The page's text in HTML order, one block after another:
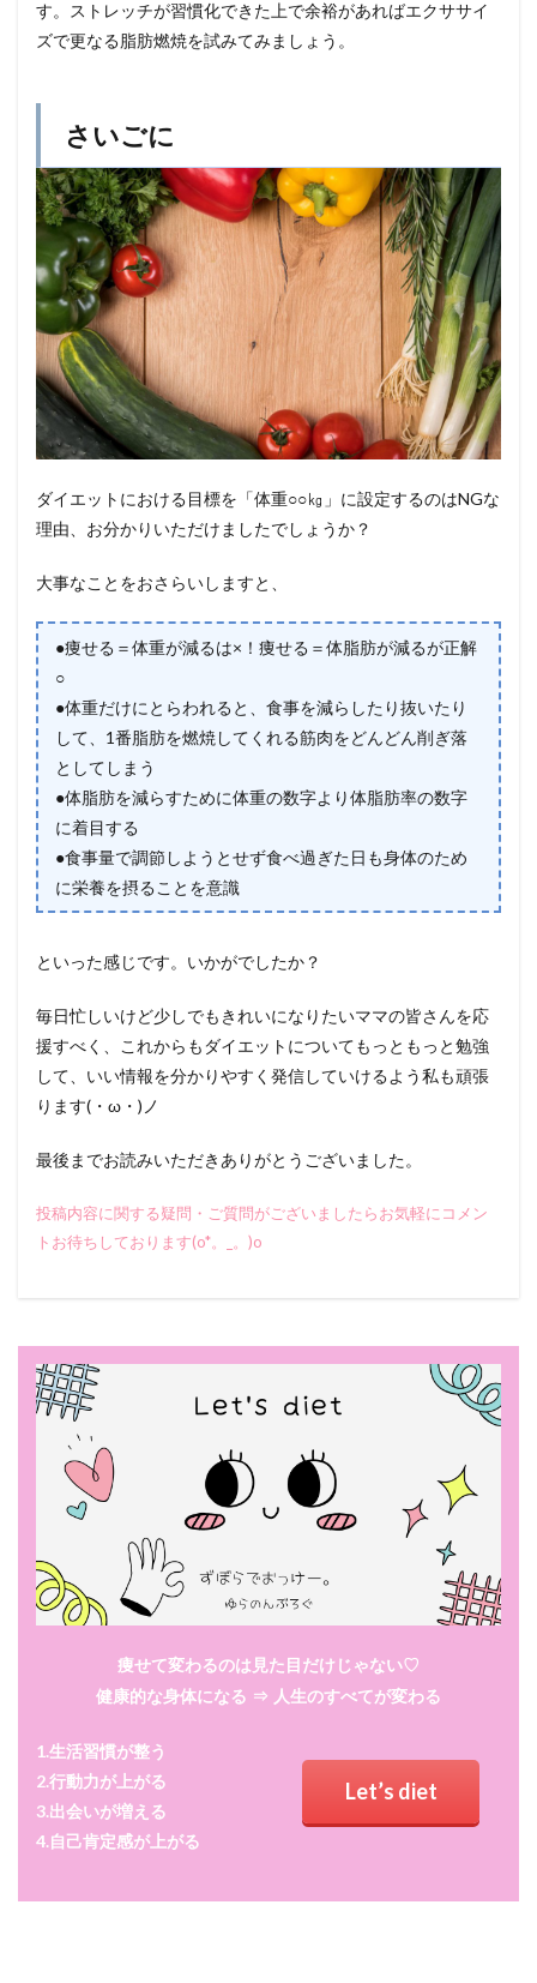
す。ストレッチが習慣化できた上で余裕があればエクササイ
ズで更なる脂肪燃焼を試みてみましょう。
さいごに
ダイエットにおける目標を「体重○○㎏」に設定するのはNGな
理由、お分かりいただけましたでしょうか？
大事なことをおさらいしますと、
●痩せる＝体重が減るは×！痩せる＝体脂肪が減るが正解
○
●体重だけにとらわれると、食事を減らしたり抜いたり
して、1番脂肪を燃焼してくれる筋肉をどんどん削ぎ落
としてしまう
●体脂肪を減らすために体重の数字より体脂肪率の数字
に着目する
●食事量で調節しようとせず食べ過ぎた日も身体のため
に栄養を摂ることを意識
といった感じです。いかがでしたか？
毎日忙しいけど少しでもきれいになりたいママの皆さんを応
援すべく、これからもダイエットについてもっともっと勉強
して、いい情報を分かりやすく発信していけるよう私も頑張
ります(・ω・)ノ
最後までお読みいただきありがとうございました。
投稿内容に関する疑問・ご質問がございましたらお気軽にコメン
トお待ちしております(o*。_。)o
痩せて変わるのは見た目だけじゃない♡
健康的な身体になる ⇒ 人生のすべてが変わる
1.生活習慣が整う
2.行動力が上がる
3.出会いが増える
4.自己肯定感が上がる
Let’s diet